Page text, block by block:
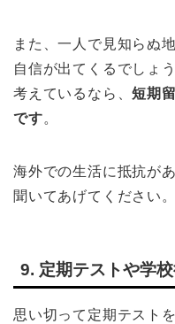
また、一人で見知らぬ
自信が出てくるでしょ
考えているなら、短期
です。
海外での生活に抵抗が
聞いてあげてください。
9. 定期テストや学
思い切って定期テスト